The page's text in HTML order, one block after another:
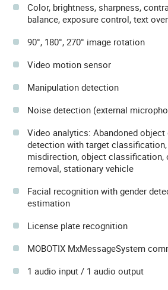
Color, brightness, sharpness,
balance, exposure control, text
90°, 180°, 270° image rotation
Video motion sensor
Manipulation detection
Noise detection (external
Video analytics: Abandoned
detection with target
misdirection, object classification,
removal, stationary vehicle
Facial recognition with gender
estimation
License plate recognition
MOBOTIX MxMessageSystem
1 audio input / 1 audio output